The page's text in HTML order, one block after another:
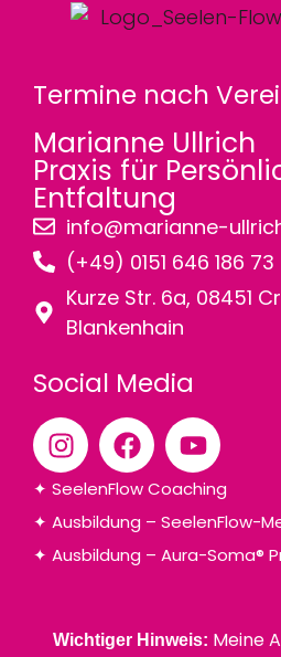
Termine nach
Marianne Ullrich
Praxis für
Entfaltung
info@marianne-
(+49) 0151 646 186 73
Kurze Str. 6a, 08451
Blankenhain
Social Media
✦ SeelenFlow Coaching
✦ Ausbildung – SeelenFlow-
✦ Ausbildung – Aura-Soma®
Wichtiger Hinweis: Meine